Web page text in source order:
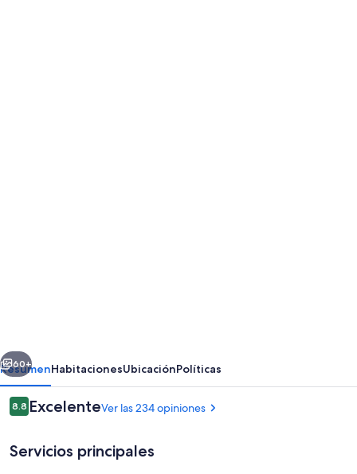
Siguiente
60+
ResumenHabitacionesUbicaciónPolíticas
Opiniones
8.88.8 de 10,
ExcelenteVer las 234 opiniones
Servicios principales